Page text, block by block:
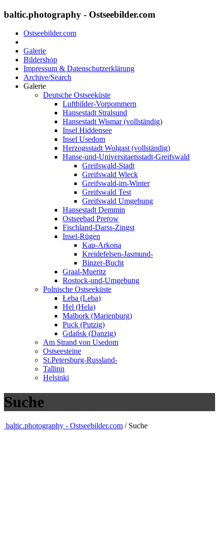
baltic.photography - Ostseebilder.com
Ostseebilder.com
Galerie
Bildershop
Impressum & Datenschutzerklärung
Archive/Search
Galerie
Deutsche Ostseeküste
Luftbilder-Vorpommern
Hansestadt Stralsund
Hansestadt Wismar (vollständig)
Insel Hiddensee
Insel Usedom
Herzogsstadt Wolgast (vollständig)
Hanse-und-Universitaetsstadt-Greifswald
Greifswald-Stadt
Greifswald Wieck
Greifswald-im-Winter
Greifswald Test
Greifswald Umgebung
Hansestadt Demmin
Ostseebad Prerow
Fischland-Darss-Zingst
Insel-Rügen
Kap-Arkona
Kreidefelsen-Jasmund-
Binzer-Bucht
Graal-Mueritz
Rostock-und-Umgebung
Polnische Ostseeküste
Łeba (Leba)
Hel (Hela)
Malbork (Marienburg)
Puck (Putzig)
Gdańsk (Danzig)
Am Strand von Usedom
Ostseesteine
St.Petersburg-Russland-
Tallinn
Helsinki
Suche
baltic.photography - Ostseebilder.com / Suche